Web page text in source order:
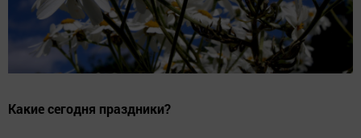
Какие сегодня праздники?